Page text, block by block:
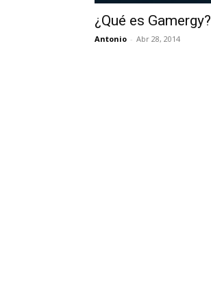
¿Qué es Gamergy?
Antonio - Abr 28, 2014